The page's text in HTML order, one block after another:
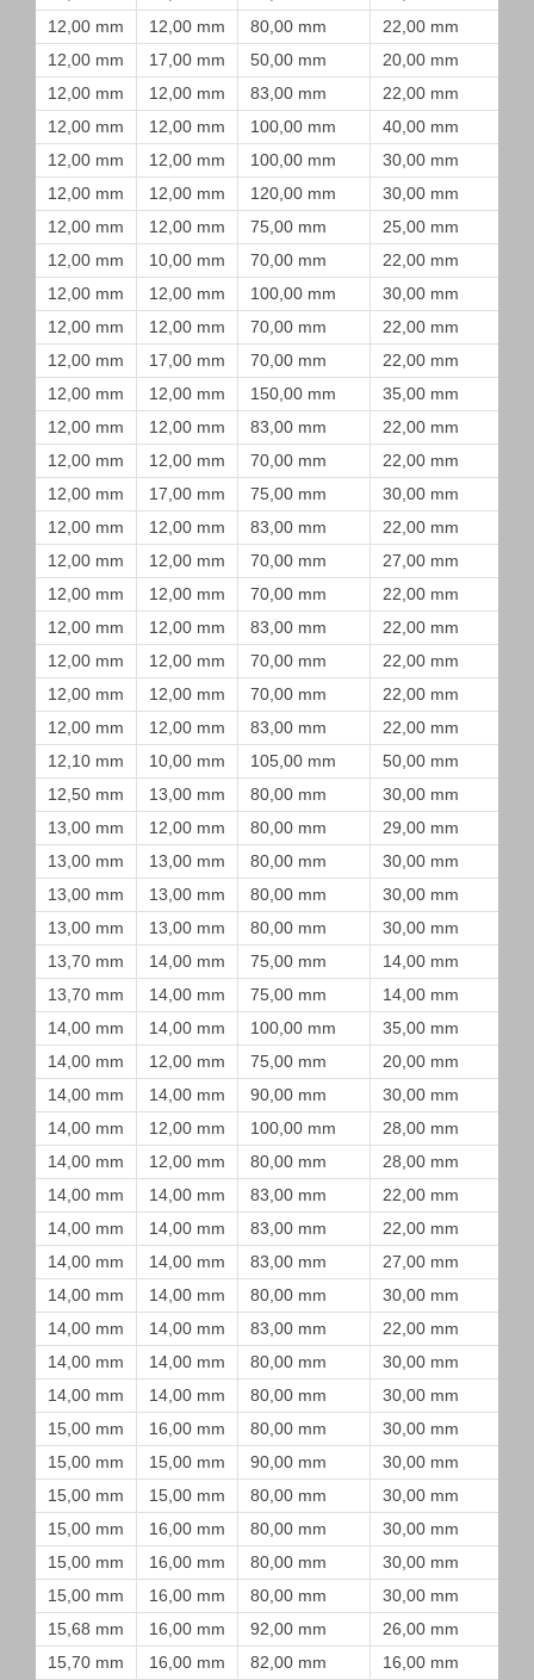
12,00 mm
12,00 mm 80,00 mm
22,00 mm
12,00 mm
17,00 mm 50,00 mm
20,00 mm
12,00 mm
12,00 mm 83,00 mm
22,00 mm
12,00 mm
12,00 mm 100,00 mm
40,00 mm
12,00 mm
12,00 mm 100,00 mm
30,00 mm
12,00 mm
12,00 mm 120,00 mm
30,00 mm
12,00 mm
12,00 mm 75,00 mm
25,00 mm
12,00 mm
10,00 mm 70,00 mm
22,00 mm
12,00 mm
12,00 mm 100,00 mm
30,00 mm
12,00 mm
12,00 mm 70,00 mm
22,00 mm
12,00 mm
17,00 mm 70,00 mm
22,00 mm
12,00 mm
12,00 mm 150,00 mm
35,00 mm
12,00 mm
12,00 mm 83,00 mm
22,00 mm
12,00 mm
12,00 mm 70,00 mm
22,00 mm
12,00 mm
17,00 mm 75,00 mm
30,00 mm
12,00 mm
12,00 mm 83,00 mm
22,00 mm
12,00 mm
12,00 mm 70,00 mm
27,00 mm
12,00 mm
12,00 mm 70,00 mm
22,00 mm
12,00 mm
12,00 mm 83,00 mm
22,00 mm
12,00 mm
12,00 mm 70,00 mm
22,00 mm
12,00 mm
12,00 mm 70,00 mm
22,00 mm
12,00 mm
12,00 mm 83,00 mm
22,00 mm
12,10 mm
10,00 mm 105,00 mm
50,00 mm
12,50 mm
13,00 mm 80,00 mm
30,00 mm
13,00 mm
12,00 mm 80,00 mm
29,00 mm
13,00 mm
13,00 mm 80,00 mm
30,00 mm
13,00 mm
13,00 mm 80,00 mm
30,00 mm
13,00 mm
13,00 mm 80,00 mm
30,00 mm
13,70 mm
14,00 mm 75,00 mm
14,00 mm
13,70 mm
14,00 mm 75,00 mm
14,00 mm
14,00 mm
14,00 mm 100,00 mm
35,00 mm
14,00 mm
12,00 mm 75,00 mm
20,00 mm
14,00 mm
14,00 mm 90,00 mm
30,00 mm
14,00 mm
12,00 mm 100,00 mm
28,00 mm
14,00 mm
12,00 mm 80,00 mm
28,00 mm
14,00 mm
14,00 mm 83,00 mm
22,00 mm
14,00 mm
14,00 mm 83,00 mm
22,00 mm
14,00 mm
14,00 mm 83,00 mm
27,00 mm
14,00 mm
14,00 mm 80,00 mm
30,00 mm
14,00 mm
14,00 mm 83,00 mm
22,00 mm
14,00 mm
14,00 mm 80,00 mm
30,00 mm
14,00 mm
14,00 mm 80,00 mm
30,00 mm
15,00 mm
16,00 mm 80,00 mm
30,00 mm
15,00 mm
15,00 mm 90,00 mm
30,00 mm
15,00 mm
15,00 mm 80,00 mm
30,00 mm
15,00 mm
16,00 mm 80,00 mm
30,00 mm
15,00 mm
16,00 mm 80,00 mm
30,00 mm
15,00 mm
16,00 mm 80,00 mm
30,00 mm
15,68 mm
16,00 mm 92,00 mm
26,00 mm
15,70 mm
16,00 mm 82,00 mm 16,00 mm